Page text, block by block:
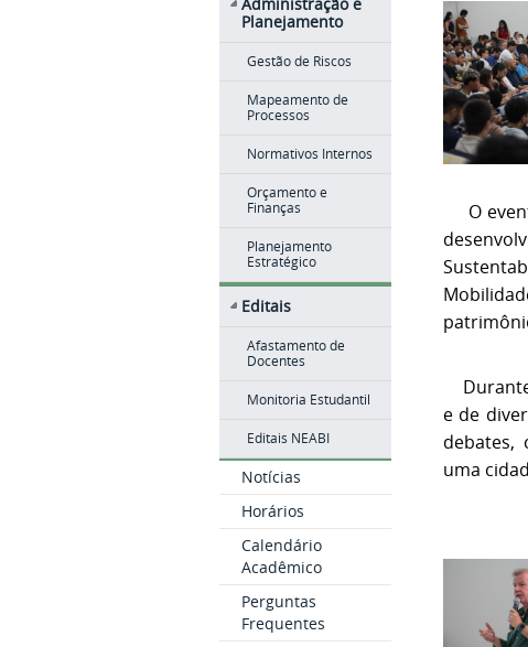
Planejamento
Gestão de Riscos
Mapeamento de
Processos
Normativos Internos
Orçamento e
Finanças
Planejamento
Estratégico
Editais
Afastamento de
Docentes
Monitoria Estudantil
Editais NEABI
Notícias
Horários
Calendário
Acadêmico
Perguntas
Frequentes
O
e de
debates,
uma